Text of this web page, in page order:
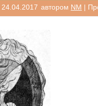
24.04.2017 автором NM |